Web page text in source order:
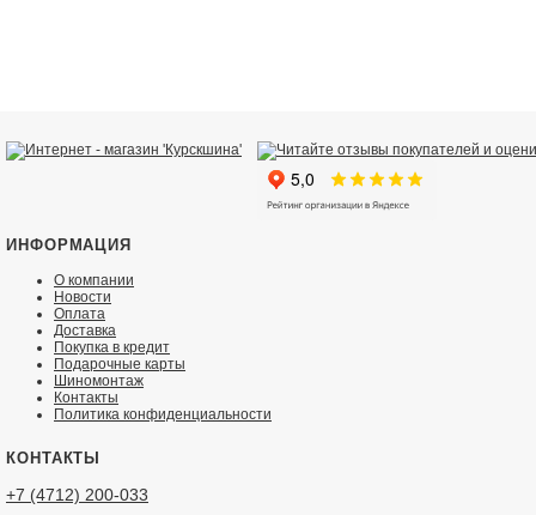
ИНФОРМАЦИЯ
О компании
Новости
Оплата
Доставка
Покупка в кредит
Подарочные карты
Шиномонтаж
Контакты
Политика конфиденциальности
КОНТАКТЫ
+7 (4712) 200-033